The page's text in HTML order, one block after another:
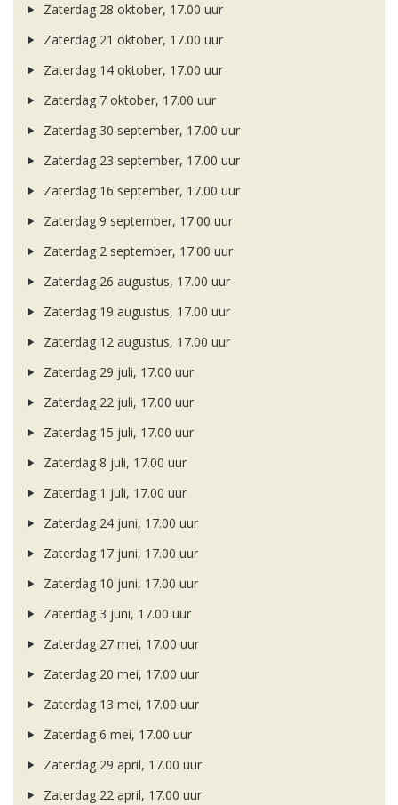
Zaterdag 28 oktober, 17.00 uur
Zaterdag 21 oktober, 17.00 uur
Zaterdag 14 oktober, 17.00 uur
Zaterdag 7 oktober, 17.00 uur
Zaterdag 30 september, 17.00 uur
Zaterdag 23 september, 17.00 uur
Zaterdag 16 september, 17.00 uur
Zaterdag 9 september, 17.00 uur
Zaterdag 2 september, 17.00 uur
Zaterdag 26 augustus, 17.00 uur
Zaterdag 19 augustus, 17.00 uur
Zaterdag 12 augustus, 17.00 uur
Zaterdag 29 juli, 17.00 uur
Zaterdag 22 juli, 17.00 uur
Zaterdag 15 juli, 17.00 uur
Zaterdag 8 juli, 17.00 uur
Zaterdag 1 juli, 17.00 uur
Zaterdag 24 juni, 17.00 uur
Zaterdag 17 juni, 17.00 uur
Zaterdag 10 juni, 17.00 uur
Zaterdag 3 juni, 17.00 uur
Zaterdag 27 mei, 17.00 uur
Zaterdag 20 mei, 17.00 uur
Zaterdag 13 mei, 17.00 uur
Zaterdag 6 mei, 17.00 uur
Zaterdag 29 april, 17.00 uur
Zaterdag 22 april, 17.00 uur